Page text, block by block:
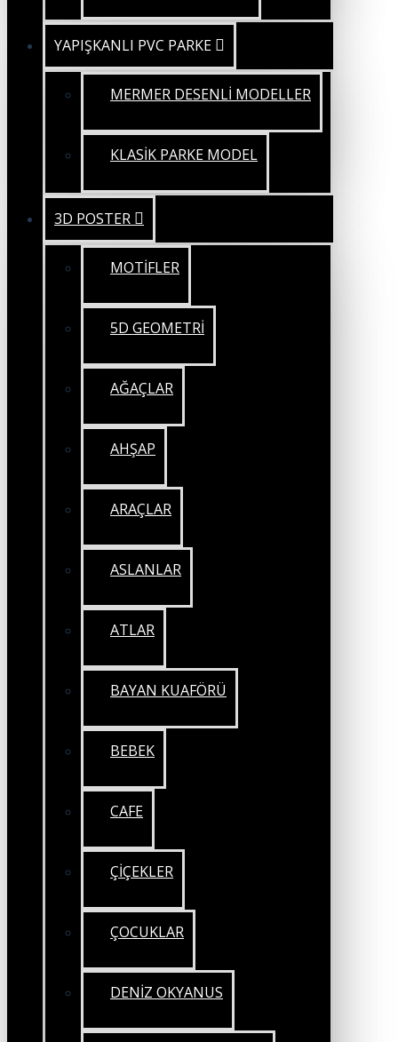
YAPIŞKANLI PVC PARKE
MERMER DESENLİ MODELLER
KLASİK PARKE MODEL
3D POSTER
MOTİFLER
5D GEOMETRİ
AĞAÇLAR
AHŞAP
ARAÇLAR
ASLANLAR
ATLAR
BAYAN KUAFÖRÜ
BEBEK
CAFE
ÇİÇEKLER
ÇOCUKLAR
DENİZ OKYANUS